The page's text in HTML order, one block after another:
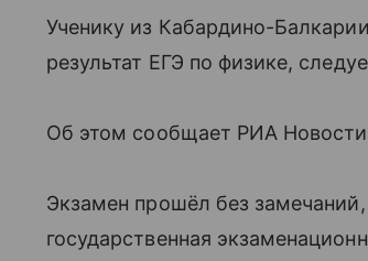
Ученику из Кабардино-
результат ЕГЭ по физике,
Об этом сообщает РИА
Экзамен прошёл без
государственная